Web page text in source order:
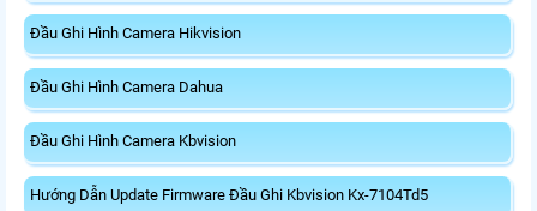
Đầu Ghi Hình Camera Hikvision
Đầu Ghi Hình Camera Dahua
Đầu Ghi Hình Camera Kbvision
Hướng Dẫn Update Firmware Đầu Ghi Kbvision Kx-7104Td5